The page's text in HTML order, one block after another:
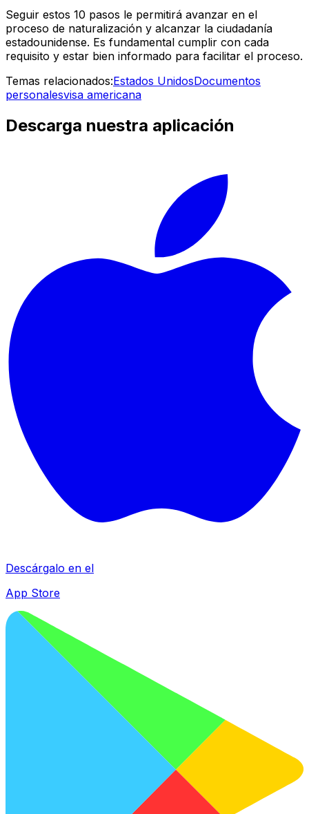
Seguir estos 10 pasos le permitirá avanzar en el
proceso de naturalización y alcanzar la ciudadanía
estadounidense. Es fundamental cumplir con cada
requisito y estar bien informado para facilitar el proceso.
Temas relacionados:Estados UnidosDocumentos
personalesvisa americana
Descarga nuestra aplicación
Descárgalo en el
App Store